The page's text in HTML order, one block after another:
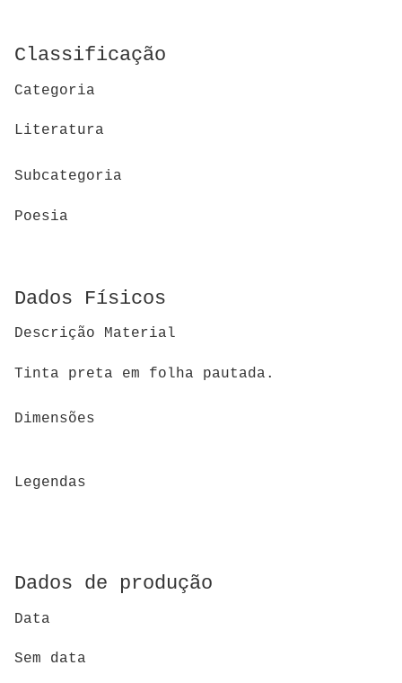
Classificação
Categoria
Literatura
Subcategoria
Poesia
Dados Físicos
Descrição Material
Tinta preta em folha pautada.
Dimensões
Legendas
Dados de produção
Data
Sem data